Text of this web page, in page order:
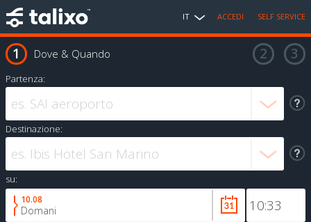
IT ACCEDI SELF SERVICE
Dove & Quando
Partenza:
Destinazione:
su:
10.08
Domani